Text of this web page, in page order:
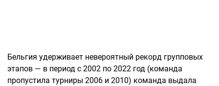
Бельгия удерживает невероятный рекорд групповых
этапов — в период с 2002 по 2022 год (команда
пропустила турниры 2006 и 2010) команда выдала